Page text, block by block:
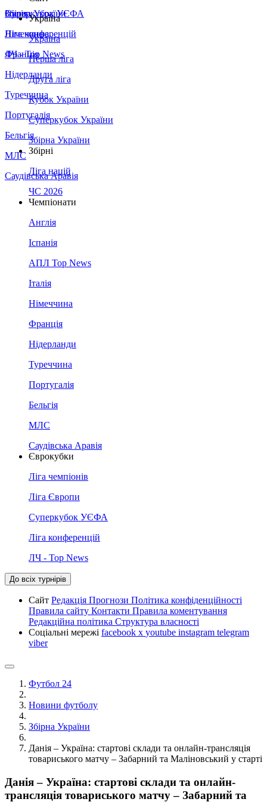
Збірна України
Італія
Німеччина
Франція
Нідерланди
Туреччина
Португалія
Бельгія
МЛС
Саудівська Аравія
Суперкубок УЄФА
Ліга конференцій
ЛЧ - Top News
Україна
Україна
Перша ліга
Друга ліга
Кубок України
Суперкубок України
Збірна України
Збірні
Ліга націй
ЧС 2026
Чемпіонати
Англія
Іспанія
АПЛ Top News
Італія
Німеччина
Франція
Нідерланди
Туреччина
Португалія
Бельгія
МЛС
Саудівська Аравія
Єврокубки
Ліга чемпіонів
Ліга Європи
Суперкубок УЄФА
Ліга конференцій
ЛЧ - Top News
До всіх турнірів
Сайт Редакція Прогнози Політика конфіденційності
Правила сайту Контакти Правила коментування
Редакційна політика Структура власності
Соціальні мережі facebook x youtube instagram telegram
viber
Футбол 24
Новини футболу
Збірна України
Данія – Україна: стартові склади та онлайн-трансляція
товариського матчу – Забарний та Маліновський у старті
Данія – Україна: стартові склади та онлайн-
трансляція товариського матчу – Забарний та